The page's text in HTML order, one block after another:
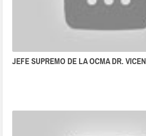
JEFE SUPREMO DE LA OCMA DR.